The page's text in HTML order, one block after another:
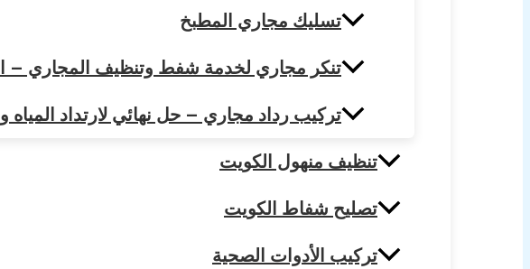
تسليك مجاري المطبخ
تنكر مجاري لخدمة شفط وتنظيف المجاري –
تركيب رداد مجاري – حل نهائي لارتداد المياه
تنظيف منهول الكويت
تصليح شفاط الكويت
تركيب الأدوات الصحية